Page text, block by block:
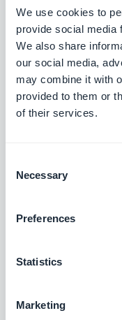
We use cookies to
provide social media
We also share
our social media,
may combine it with
provided to them or
of their services.
Selection
Necessary
Preferences
Statistics
Marketing
Les
essentielles pour
modulable, et
effet, chaque
GoodBarber -